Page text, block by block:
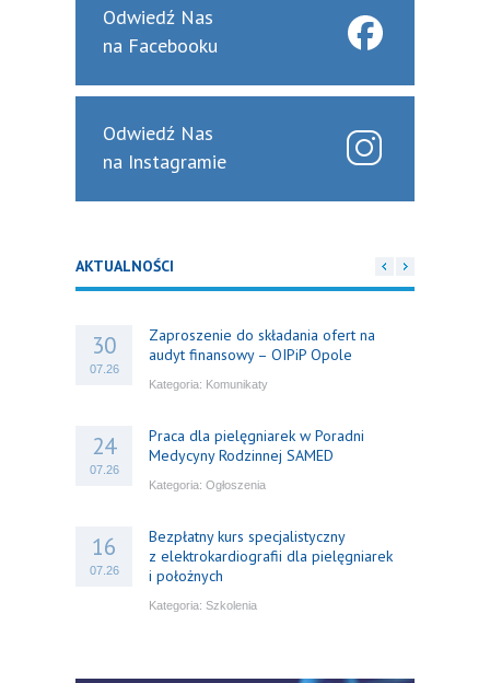
Odwiedź Nas
na Facebooku
Odwiedź Nas
na Instagramie
AKTUALNOŚCI
30
07.26
Zaproszenie do składania ofert na
audyt finansowy – OIPiP Opole
Kategoria: Komunikaty
24
07.26
Praca dla pielęgniarek w Poradni
Medycyny Rodzinnej SAMED
Kategoria: Ogłoszenia
16
07.26
Bezpłatny kurs specjalistyczny
z elektrokardiografii dla pielęgniarek
i położnych
Kategoria: Szkolenia
praktyki – aktualny konsensus ekspertów